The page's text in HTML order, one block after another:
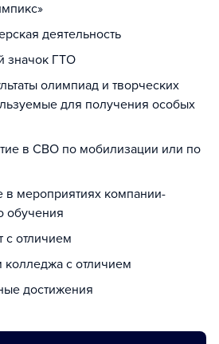
деятельность
значок ГТО
олимпиад и творческих
для получения особых
в СВО по мобилизации или по
в мероприятиях компании-
обучения
с отличием
с отличием
достижения